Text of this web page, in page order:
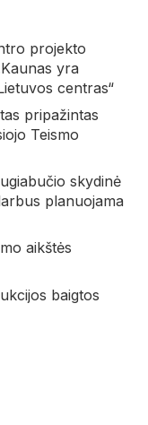
projekto
yra
centras“
pripažintas
Teismo
skydinė
planuojama
aikštės
baigtos